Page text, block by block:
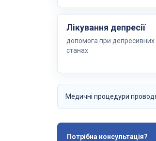
Лікування депресії
допомога при депресивних
станах
Медичні процедури
Потрібна консультація?